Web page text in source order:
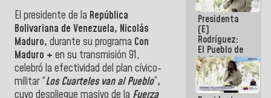
El presidente de la República
Bolivariana de Venezuela, Nicolás
Maduro, durante su programa Con
Maduro + en su transmisión 91,
celebró la efectividad del plan cívico-
militar “Los Cuarteles van al Pueblo”,
Militar de
Mamo en La
Guaira
Presidenta
(E)
Rodríguez:
El Pueblo de
La Guaira
siempre
estará
acompañada